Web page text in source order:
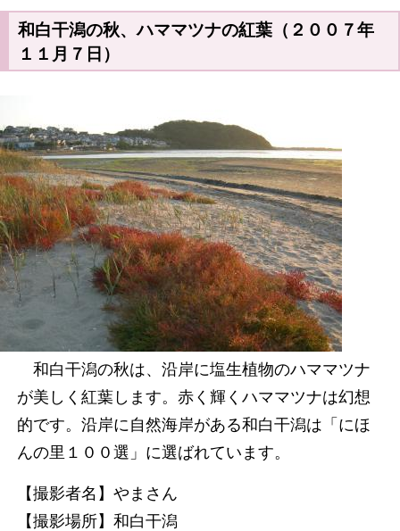
和白干潟の秋、ハママツナの紅葉（２００７年
１１月７日）
和白干潟の秋は、沿岸に塩生植物のハママツナ
が美しく紅葉します。赤く輝くハママツナは幻想
的です。沿岸に自然海岸がある和白干潟は「にほ
んの里１００選」に選ばれています。
【撮影者名】やまさん
【撮影場所】和白干潟